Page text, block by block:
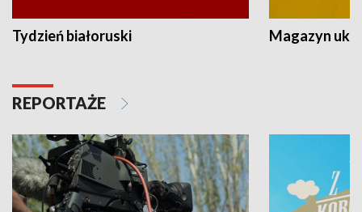
Tydzień białoruski Magazyn
REPORTAŻE